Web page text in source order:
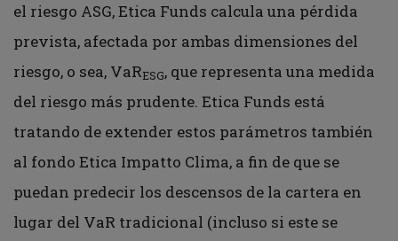
el riesgo ASG, Etica Funds calcula una pérdida
prevista, afectada por ambas dimensiones del
riesgo, o sea, VaRESG, que representa una medida
del riesgo más prudente. Etica Funds está
tratando de extender estos parámetros también
al fondo Etica Impatto Clima, a fin de que se
puedan predecir los descensos de la cartera en
lugar del VaR tradicional (incluso si este se